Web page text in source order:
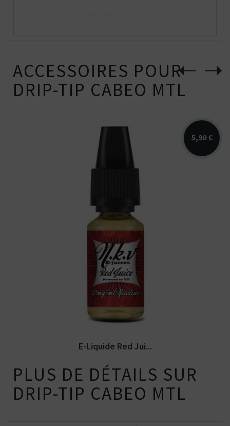
ACCESSOIRES POUR
DRIP-TIP CABEO MTL
5,90 €
Arômes : fraise, framboise, barbe à papa,
vanille, menthol. NKV...
E-Liquide Red Jui...
PLUS DE DÉTAILS SUR
DRIP-TIP CABEO MTL